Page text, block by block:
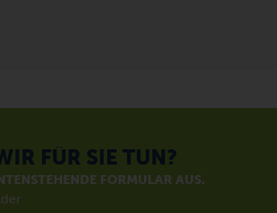
FÜR SIE TUN?
FORMULAR AUS.